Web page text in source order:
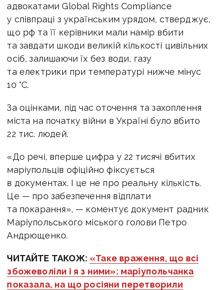
адвокатами Global Rights Compliance
у співпраці з українським урядом, стверджує,
що рф та її керівники мали намір вбити
та завдати шкоди великій кількості цивільних
осіб, залишаючи їх без води, газу
та електрики при температурі нижче мінус
10 °C.
За оцінками, під час оточення та захоплення
міста на початку війни в Україні було вбито
22 тис. людей.
«До речі, вперше цифра у 22 тисячі вбитих
маріупольців офіційно фіксується
в документах. І це не про реальну кількість.
Це — про забезпечення відплати
та покарання», — коментує документ радник
Маріупольського міського голови Петро
Андрющенко.
ЧИТАЙТЕ ТАКОЖ: «Таке враження, що всі
збожеволіли і я з ними»: маріупольчанка
показала, на що росіяни перетворили